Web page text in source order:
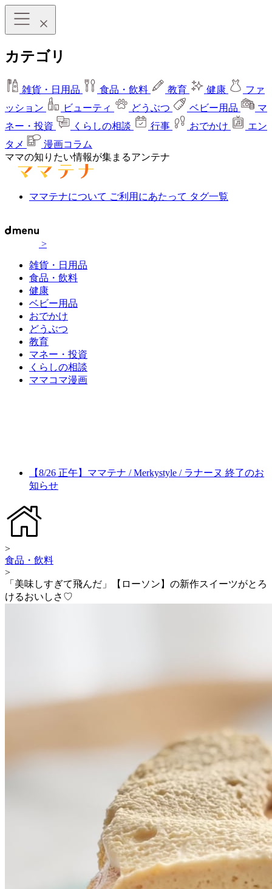
カテゴリ
雑貨・日用品 食品・飲料 教育 健康
ファ
ッション
ビューティ どうぶつ ベビー用品
マ
ネー・投資
くらしの相談 行事 おでかけ
エン
タメ
漫画コラム
ママの知りたい情報が集まるアンテナ
ママテナについて ご利用にあたって タグ一覧
>
雑貨・日用品
食品・飲料
健康
ベビー用品
おでかけ
どうぶつ
教育
マネー・投資
くらしの相談
ママコマ漫画
【8/26 正午】ママテナ / Merkystyle / ラナーヌ 終了のお
知らせ
>
食品・飲料
>
「美味しすぎて飛んだ」【ローソン】の新作スイーツがとろ
けるおいしさ♡